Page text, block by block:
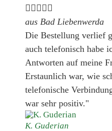

aus Bad Liebenwerda
Die Bestellung verlief
auch telefonisch habe
Antworten auf meine
Erstaunlich war, wie
telefonische
war sehr positiv."
K. Guderian